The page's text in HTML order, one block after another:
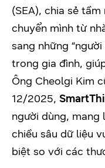
(SEA), chia sẻ
chuyển mình từ
sang những
trong gia đình,
Ông Cheolgi Kim
12/2025,
người dùng, mang
chiều sâu dữ liệu
biệt so với các